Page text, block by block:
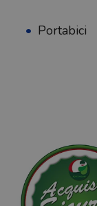
Portabici